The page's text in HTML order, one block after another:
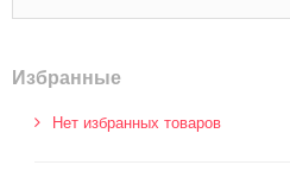
Избранные
Нет избранных товаров